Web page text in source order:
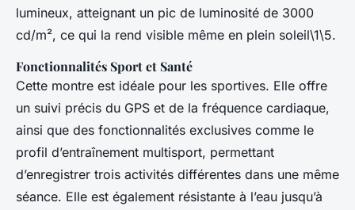
lumineux, atteignant un pic de luminosité de 3000
cd/m², ce qui la rend visible même en plein soleil\1\5.
Fonctionnalités Sport et Santé
Cette montre est idéale pour les sportives. Elle offre
un suivi précis du GPS et de la fréquence cardiaque,
ainsi que des fonctionnalités exclusives comme le
profil d’entraînement multisport, permettant
d’enregistrer trois activités différentes dans une même
séance. Elle est également résistante à l’eau jusqu’à